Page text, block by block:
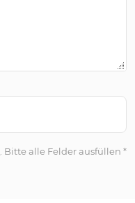
. Bitte alle Felder ausfüllen*